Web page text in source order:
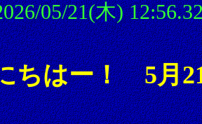
05/21(木)
ちはー！ 5月